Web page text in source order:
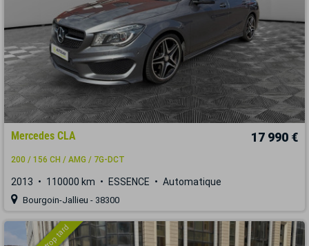
Mercedes CLA 17 990 €
200 / 156 CH / AMG / 7G-DCT
2013 110000 km ESSENCE Automatique
Bourgoin-Jallieu - 38300